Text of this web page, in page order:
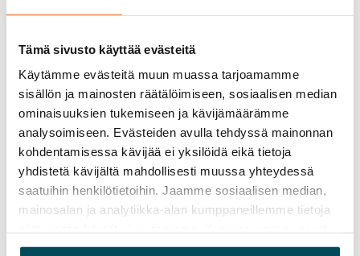
Tämä sivusto käyttää evästeitä
Käytämme evästeitä muun muassa tarjoamamme
sisällön ja mainosten räätälöimiseen, sosiaalisen median
ominaisuuksien tukemiseen ja kävijämäärämme
analysoimiseen. Evästeiden avulla tehdyssä mainonnan
kohdentamisessa kävijää ei yksilöidä eikä tietoja
yhdistetä kävijältä mahdollisesti muussa yhteydessä
saatuihin henkilötietoihin. Jaamme sosiaalisen median,
mainosalan ja analytiikka-alan kumppaneillemme tietoja
yhdistää näitä tietoja muihin tietoihin, joita olet antanut